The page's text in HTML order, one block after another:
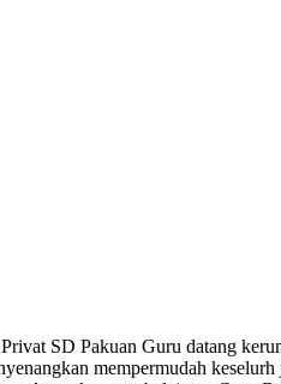
SD Pakuan Guru datang
mempermudah